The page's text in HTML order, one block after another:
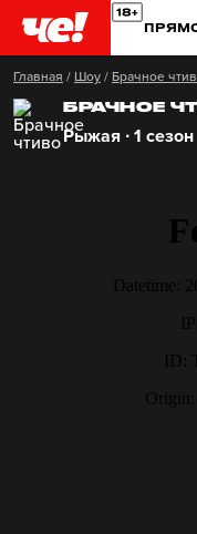
Главная / Шоу / Брачное
БРАЧНОЕ
Рыжая ∙ 1 сезон